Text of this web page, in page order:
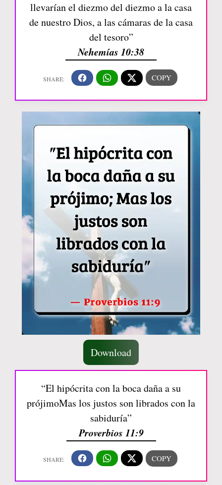
llevarían el diezmo del diezmo a la casa
de nuestro Dios, a las cámaras de la casa
del tesoro”
Nehemías 10:38
Download
“El hipócrita con la boca daña a su
prójimoMas los justos son librados con la
sabiduría”
Proverbios 11:9